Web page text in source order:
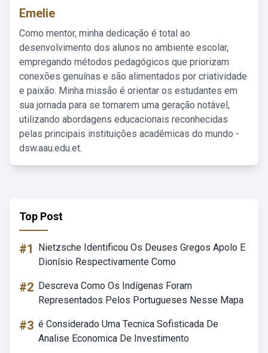
Emelie
Como mentor, minha dedicação é total ao
desenvolvimento dos alunos no ambiente escolar,
empregando métodos pedagógicos que priorizam
conexões genuínas e são alimentados por criatividade
e paixão. Minha missão é orientar os estudantes em
sua jornada para se tornarem uma geração notável,
utilizando abordagens educacionais reconhecidas
pelas principais instituições acadêmicas do mundo -
dsw.aau.edu.et.
Top Post
#1
Nietzsche Identificou Os Deuses Gregos Apolo E
Dionísio Respectivamente Como
#2 Descreva Como Os Indígenas Foram
Representados Pelos Portugueses Nesse Mapa
#3 é Considerado Uma Tecnica Sofisticada De
Analise Economica De Investimento